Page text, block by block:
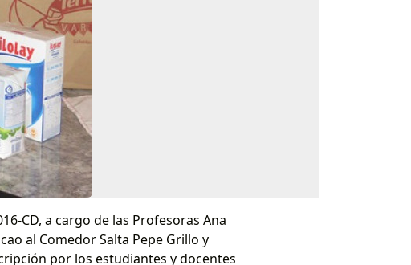
CD, a cargo de las Profesoras Ana
al Comedor Salta Pepe Grillo y
por los estudiantes y docentes